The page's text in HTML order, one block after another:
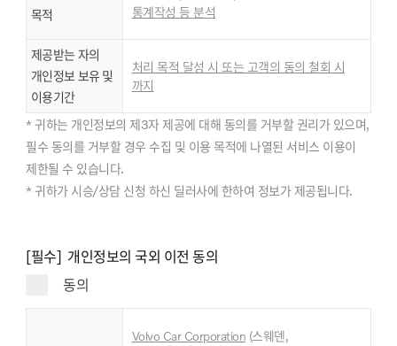
목적
통계작성 등 분석
제공받는 자의
개인정보 보유 및
이용기간
처리 목적 달성 시 또는 고객의 동의 철회 시
까지
* 귀하는 개인정보의 제3자 제공에 대해 동의를 거부할 권리가 있으며,
필수 동의를 거부할 경우 수집 및 이용 목적에 나열된 서비스 이용이
제한될 수 있습니다.
* 귀하가 시승/상담 신청 하신 딜러사에 한하여 정보가 제공됩니다.
[필수] 개인정보의 국외 이전 동의
동의
Volvo Car Corporation (스웨덴,